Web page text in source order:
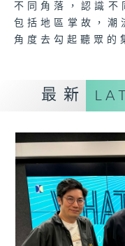
不同角落，認識不
包括地區掌故，
角度去勾起聽眾的
最新